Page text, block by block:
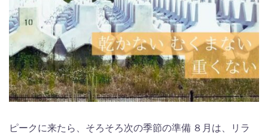
ピークに来たら、そろそろ次の季節の準備 ８月は、リラ